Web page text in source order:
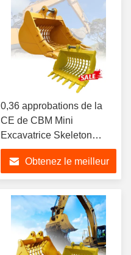
0,36 approbations de la
CE de CBM Mini
Excavatrice Skeleton
Bucket For PC306D
EC35DObtenez le meilleur